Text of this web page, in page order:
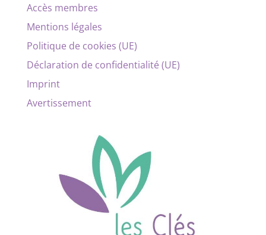
Accès membres
Mentions légales
Politique de cookies (UE)
Déclaration de confidentialité (UE)
Imprint
Avertissement